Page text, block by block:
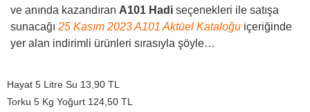
ve anında kazandıran A101 Hadi seçenekleri ile satışa
sunacağı 25 Kasım 2023 A101 Aktüel Kataloğu içeriğinde
yer alan indirimli ürünleri sırasıyla şöyle…
Hayat 5 Litre Su 13,90 TL
Torku 5 Kg Yoğurt 124,50 TL